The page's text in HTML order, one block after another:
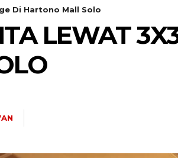
Di Hartono Mall Solo
LEWAT